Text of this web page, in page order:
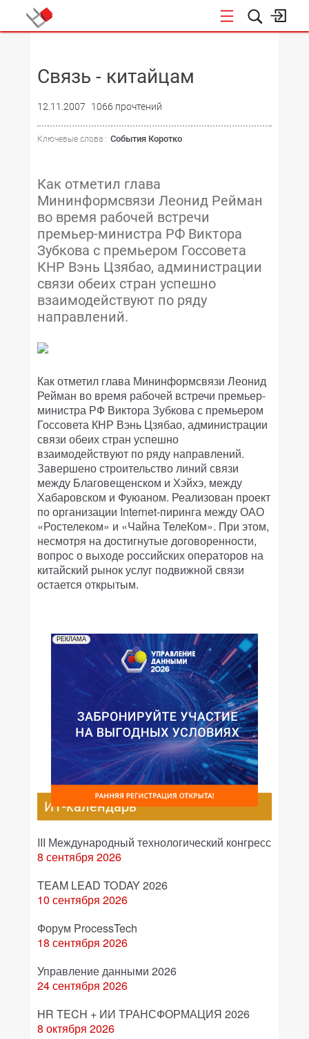
Связь - китайцам
12.11.2007 1066 прочтений
Ключевые слова : События Коротко
Как отметил глава
Мининформсвязи Леонид Рейман
во время рабочей встречи
премьер-министра РФ Виктора
Зубкова с премьером Госсовета
КНР Вэнь Цзябао, администрации
связи обеих стран успешно
взаимодействуют по ряду
направлений.
Как отметил глава Мининформсвязи Леонид
Рейман во время рабочей встречи премьер-
министра РФ Виктора Зубкова с премьером
Госсовета КНР Вэнь Цзябао, администрации
связи обеих стран успешно
взаимодействуют по ряду направлений.
Завершено строительство линий связи
между Благовещенском и Хэйхэ, между
Хабаровском и Фуюаном. Реализован проект
по организации Internet-пиринга между ОАО
«Ростелеком» и «Чайна ТелеКом». При этом,
несмотря на достигнутые договоренности,
вопрос о выходе российских операторов на
китайский рынок услуг подвижной связи
остается открытым.
РЕКЛАМА
ИТ-календарь
III Международный технологический конгресс
8 сентября 2026
TEAM LEAD TODAY 2026
10 сентября 2026
Форум ProcessTech
18 сентября 2026
Управление данными 2026
24 сентября 2026
HR TECH + ИИ ТРАНСФОРМАЦИЯ 2026
8 октября 2026